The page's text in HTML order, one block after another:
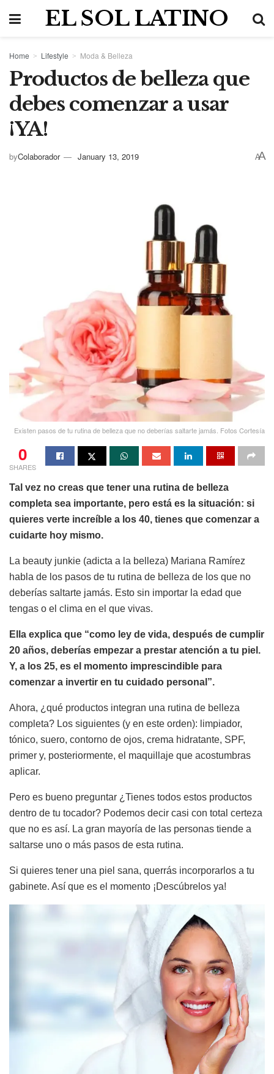
EL SOL LATINO
Home Lifestyle Moda & Belleza
Productos de belleza que
debes comenzar a usar
¡YA!
byColaborador January 13, 2019 AA
Existen pasos de tu rutina de belleza que no deberías saltarte jamás. Fotos Cortesía
0
SHARES
Tal vez no creas que tener una rutina de belleza
completa sea importante, pero está es la situación: si
quieres verte increíble a los 40, tienes que comenzar a
cuidarte hoy mismo.
La beauty junkie (adicta a la belleza) Mariana Ramírez
habla de los pasos de tu rutina de belleza de los que no
deberías saltarte jamás. Esto sin importar la edad que
tengas o el clima en el que vivas.
Ella explica que “como ley de vida, después de cumplir
20 años, deberías empezar a prestar atención a tu piel.
Y, a los 25, es el momento imprescindible para
comenzar a invertir en tu cuidado personal”.
Ahora, ¿qué productos integran una rutina de belleza
completa? Los siguientes (y en este orden): limpiador,
tónico, suero, contorno de ojos, crema hidratante, SPF,
primer y, posteriormente, el maquillaje que acostumbras
aplicar.
Pero es bueno preguntar ¿Tienes todos estos productos
dentro de tu tocador? Podemos decir casi con total certeza
que no es así. La gran mayoría de las personas tiende a
saltarse uno o más pasos de esta rutina.
Si quieres tener una piel sana, querrás incorporarlos a tu
gabinete. Así que es el momento ¡Descúbrelos ya!